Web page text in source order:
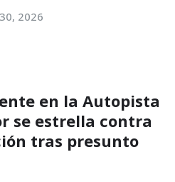
2026
en la Autopista
se estrella contra
tras presunto